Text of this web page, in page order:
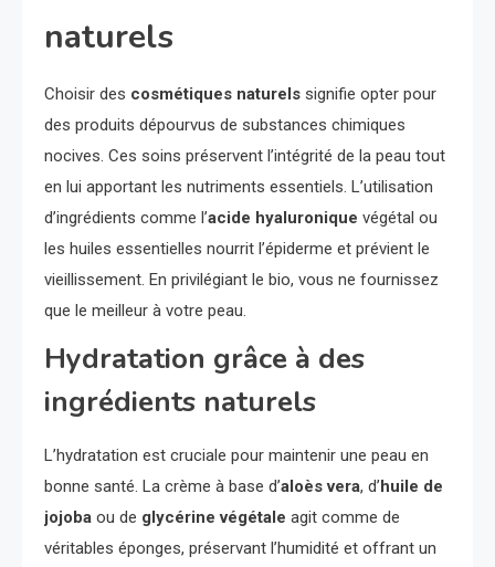
naturels
Choisir des cosmétiques naturels signifie opter pour
des produits dépourvus de substances chimiques
nocives. Ces soins préservent l’intégrité de la peau tout
en lui apportant les nutriments essentiels. L’utilisation
d’ingrédients comme l’acide hyaluronique végétal ou
les huiles essentielles nourrit l’épiderme et prévient le
vieillissement. En privilégiant le bio, vous ne fournissez
que le meilleur à votre peau.
Hydratation grâce à des
ingrédients naturels
L’hydratation est cruciale pour maintenir une peau en
bonne santé. La crème à base d’aloès vera, d’huile de
jojoba ou de glycérine végétale agit comme de
véritables éponges, préservant l’humidité et offrant un